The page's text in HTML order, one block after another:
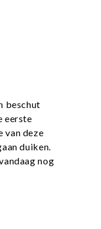
beschut
eerste
van deze
duiken.
nog